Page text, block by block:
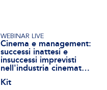
WEBINAR LIVE
Cinema e management:
successi inattesi e
insuccessi imprevisti
nell'industria cinematografica
Kit